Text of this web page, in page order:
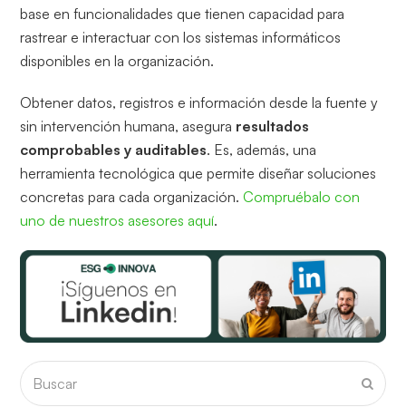
base en funcionalidades que tienen capacidad para
rastrear e interactuar con los sistemas informáticos
disponibles en la organización.
Obtener datos, registros e información desde la fuente y
sin intervención humana, asegura resultados
comprobables y auditables. Es, además, una
herramienta tecnológica que permite diseñar soluciones
concretas para cada organización.Compruébalo con
uno de nuestros asesores aquí.
Buscar